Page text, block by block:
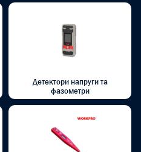
Детектори напруги та
фазометри